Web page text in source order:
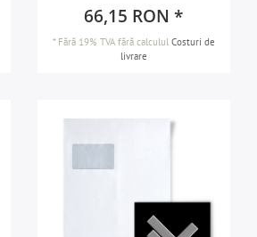
66,15 RON *
* Fără 19% TVAfără calculul Costuri de
livrare